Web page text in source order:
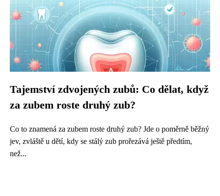
Tajemství zdvojených zubů: Co dělat, když
za zubem roste druhý zub?
Co to znamená za zubem roste druhý zub? Jde o poměrně běžný
jev, zvláště u dětí, kdy se stálý zub prořezává ještě předtím,
než...